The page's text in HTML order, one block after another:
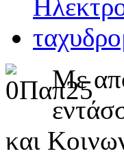
Με
και